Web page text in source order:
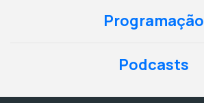
Programação
Podcasts